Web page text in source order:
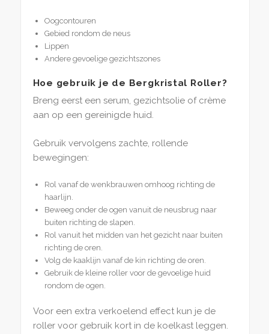
Oogcontouren
Gebied rondom de neus
Lippen
Andere gevoelige gezichtszones
Hoe gebruik je de Bergkristal Roller?
Breng eerst een serum, gezichtsolie of crème
aan op een gereinigde huid.
Gebruik vervolgens zachte, rollende
bewegingen:
Rol vanaf de wenkbrauwen omhoog richting de
haarlijn.
Beweeg onder de ogen vanuit de neusbrug naar
buiten richting de slapen.
Rol vanuit het midden van het gezicht naar buiten
richting de oren.
Volg de kaaklijn vanaf de kin richting de oren.
Gebruik de kleine roller voor de gevoelige huid
rondom de ogen.
Voor een extra verkoelend effect kun je de
roller voor gebruik kort in de koelkast leggen.